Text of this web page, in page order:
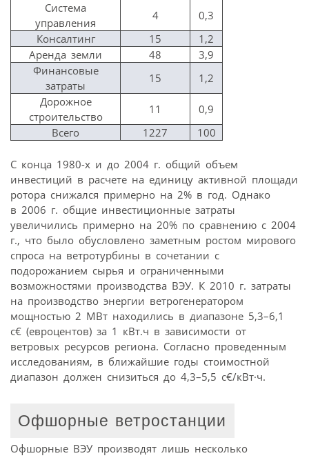
Система
управления
4
0,3
Консалтинг
15
1,2
Аренда земли
48
3,9
Финансовые
затраты
15
1,2
Дорожное
строительство
11
0,9
Всего
1227 100
С конца 1980-х и до 2004 г. общий объем
инвестиций в расчете на единицу активной площади
ротора снижался примерно на 2% в год. Однако
в 2006 г. общие инвестиционные затраты
увеличились примерно на 20% по сравнению с 2004
г., что было обусловлено заметным ростом мирового
спроса на ветротурбины в сочетании с
подорожанием сырья и ограниченными
возможностями производства ВЭУ. К 2010 г. затраты
на производство энергии ветрогенератором
мощностью 2 МВт находились в диапазоне 5,3–6,1
c€ (евроцентов) за 1 кВт.ч в зависимости от
ветровых ресурсов региона. Согласно проведенным
исследованиям, в ближайшие годы стоимостной
диапазон должен снизиться до 4,3–5,5 c€/кВт·ч.
Офшорные ветростанции
Офшорные ВЭУ производят лишь несколько